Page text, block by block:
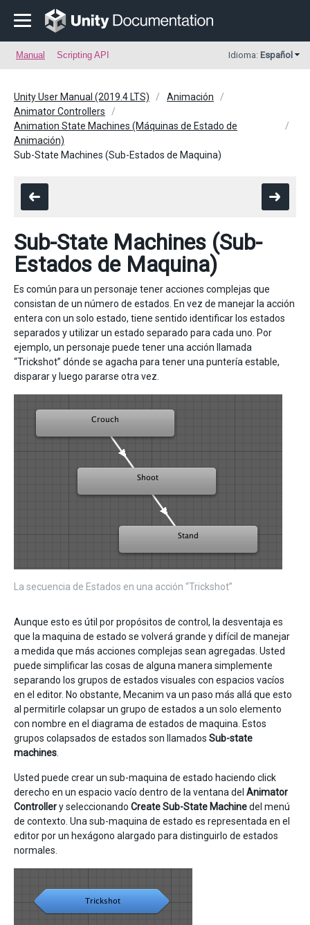
Manual Scripting API Idioma: Español
Unity User Manual (2019.4 LTS)
Animación
Animator Controllers
Animation State Machines (Máquinas de Estado de
Animación)
Sub-State Machines (Sub-Estados de Maquina)
Sub-State Machines (Sub-
Estados de Maquina)
Es común para un personaje tener acciones complejas que
consistan de un número de estados. En vez de manejar la acción
entera con un solo estado, tiene sentido identificar los estados
separados y utilizar un estado separado para cada uno. Por
ejemplo, un personaje puede tener una acción llamada
“Trickshot” dónde se agacha para tener una puntería estable,
disparar y luego pararse otra vez.
La secuencia de Estados en una acción “Trickshot”
Aunque esto es útil por propósitos de control, la desventaja es
que la maquina de estado se volverá grande y difícil de manejar
a medida que más acciones complejas sean agregadas. Usted
puede simplificar las cosas de alguna manera simplemente
separando los grupos de estados visuales con espacios vacíos
en el editor. No obstante, Mecanim va un paso más allá que esto
al permitirle colapsar un grupo de estados a un solo elemento
con nombre en el diagrama de estados de maquina. Estos
grupos colapsados de estados son llamados Sub-state
machines
Usted puede crear un sub-maquina de estado haciendo click
derecho en un espacio vacío dentro de la ventana del Animator
Controllery seleccionando Create Sub-State Machinedel menú
de contexto. Una sub-maquina de estado es representada en el
editor por un hexágono alargado para distinguirlo de estados
normales.